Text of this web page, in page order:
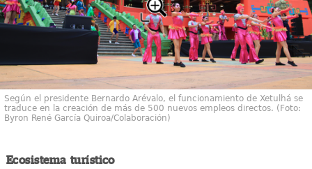
Según el presidente Bernardo Arévalo, el funcionamiento de Xetulhá se
traduce en la creación de más de 500 nuevos empleos directos. (Foto:
Byron René García Quiroa/Colaboración)
Ecosistema turístico